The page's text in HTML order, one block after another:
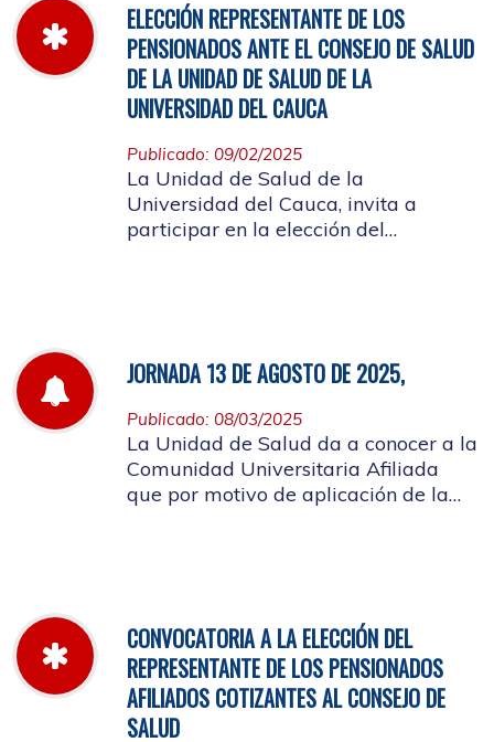
ELECCIÓN REPRESENTANTE DE LOS
PENSIONADOS ANTE EL CONSEJO DE SALUD
DE LA UNIDAD DE SALUD DE LA
UNIVERSIDAD DEL CAUCA
Publicado: 09/02/2025
La Unidad de Salud de la
Universidad del Cauca, invita a
participar en la elección del
JORNADA 13 DE AGOSTO DE 2025,
Publicado: 08/03/2025
La Unidad de Salud da a conocer a la
Comunidad Universitaria Afiliada
que por motivo de aplicación de la
CONVOCATORIA A LA ELECCIÓN DEL
REPRESENTANTE DE LOS PENSIONADOS
AFILIADOS COTIZANTES AL CONSEJO DE
SALUD